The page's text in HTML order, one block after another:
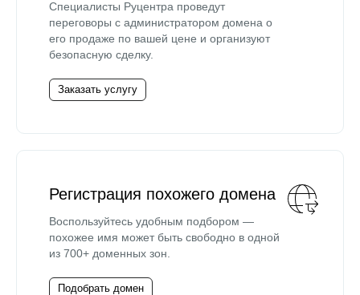
Специалисты Руцентра проведут
переговоры с администратором домена о
его продаже по вашей цене и организуют
безопасную сделку.
Заказать услугу
Регистрация похожего домена
Воспользуйтесь удобным подбором —
похожее имя может быть свободно в одной
из 700+ доменных зон.
Подобрать домен